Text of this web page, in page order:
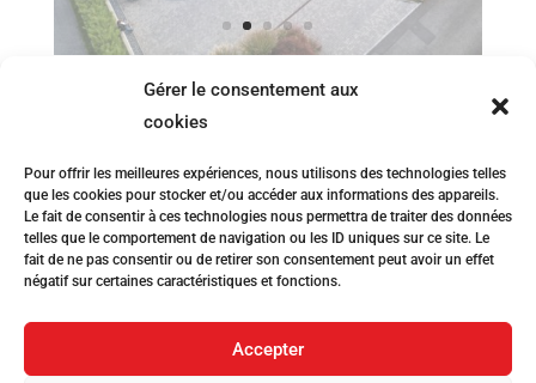
Gérer le consentement aux
cookies
Pour offrir les meilleures expériences, nous utilisons des technologies telles
que les cookies pour stocker et/ou accéder aux informations des appareils.
Le fait de consentir à ces technologies nous permettra de traiter des données
telles que le comportement de navigation ou les ID uniques sur ce site. Le
fait de ne pas consentir ou de retirer son consentement peut avoir un effet
négatif sur certaines caractéristiques et fonctions.
Accepter
Contact
:+41 21 625 25 47